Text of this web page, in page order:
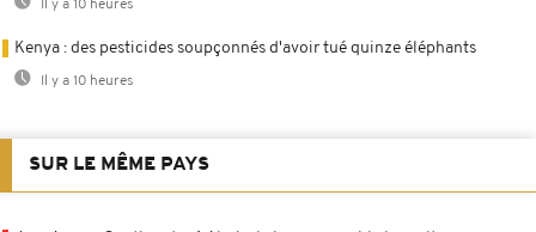
Il y a 10 heures
Kenya : des pesticides soupçonnés d'avoir tué quinze éléphants
Il y a 10 heures
SUR LE MÊME PAYS